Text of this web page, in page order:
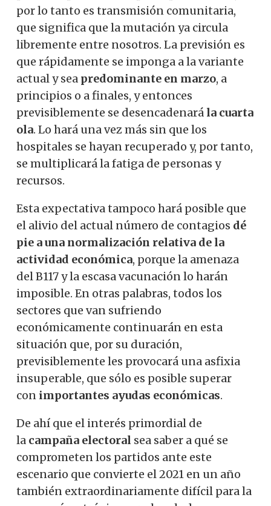
por lo tanto es transmisión comunitaria,
que significa que la mutación ya circula
libremente entre nosotros. La previsión es
que rápidamente se imponga a la variante
actual y sea predominante en marzo, a
principios o a finales, y entonces
previsiblemente se desencadenará la cuarta
ola. Lo hará una vez más sin que los
hospitales se hayan recuperado y, por tanto,
se multiplicará la fatiga de personas y
recursos.
Esta expectativa tampoco hará posible que
el alivio del actual número de contagios dé
pie a una normalización relativa de la
actividad económica, porque la amenaza
del B117 y la escasa vacunación lo harán
imposible. En otras palabras, todos los
sectores que van sufriendo
económicamente continuarán en esta
situación que, por su duración,
previsiblemente les provocará una asfixia
insuperable, que sólo es posible superar
con importantes ayudas económicas.
De ahí que el interés primordial de
la campaña electoral sea saber a qué se
comprometen los partidos ante este
escenario que convierte el 2021 en un año
también extraordinariamente difícil para la